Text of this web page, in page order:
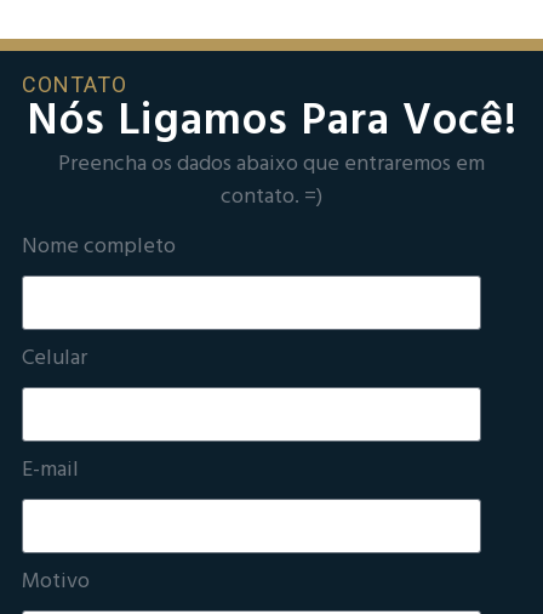
CONTATO
Nós Ligamos Para Você!
Preencha os dados abaixo que entraremos em
contato. =)
Nome completo
Celular
E-mail
Motivo